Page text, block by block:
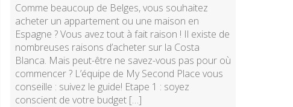
Comme beaucoup de Belges, vous souhaitez
acheter un appartement ou une maison en
Espagne ? Vous avez tout à fait raison ! Il existe de
nombreuses raisons d’acheter sur la Costa
Blanca. Mais peut-être ne savez-vous pas pour où
commencer ? L’équipe de My Second Place vous
conseille : suivez le guide! Etape 1 : soyez
conscient de votre budget […]